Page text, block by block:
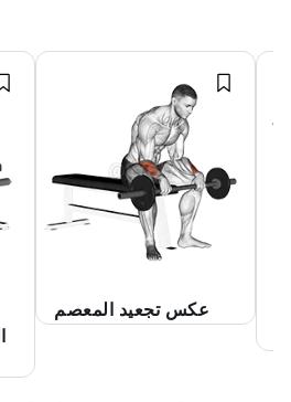
عكس تجعيد المعصم